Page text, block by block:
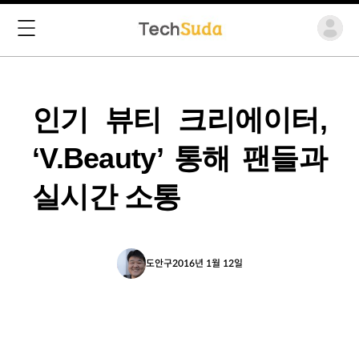
인기 뷰티 크리에이터,
‘V.Beauty’ 통해 팬들과
실시간 소통
도안구2016년 1월 12일